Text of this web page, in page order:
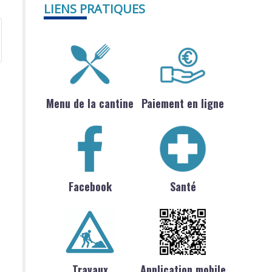
LIENS PRATIQUES
Menu de la cantine Paiement en ligne
Facebook Santé